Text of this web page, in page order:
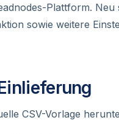
Plattform. Neu
sowie weitere
CSV-Vorlage